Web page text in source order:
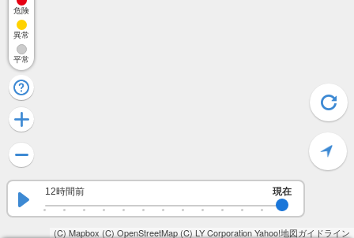
(C) Mapbox (C) OpenStreetMap(C) LY CorporationYahoo!地図ガイドライン
12時間前 現在
危険
異常
平常